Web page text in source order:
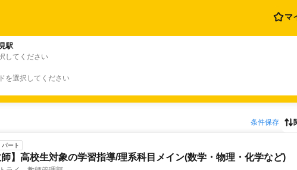
マ
駅
してください
を選択してください
条件保存
パート
師】高校生対象の学習指導/理系科目メイン(数学・物理・化学など)